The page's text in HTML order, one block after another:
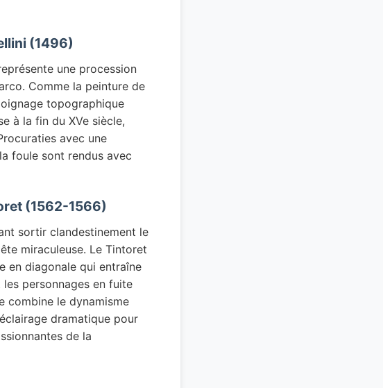
(1496)
une procession
Comme la peinture de
topographique
à la fin du XVe siècle,
avec une
foule sont rendus avec
(1562-1566)
sortir clandestinement le
miraculeuse. Le Tintoret
en diagonale qui entraîne
personnages en fuite
combine le dynamisme
dramatique pour
de la